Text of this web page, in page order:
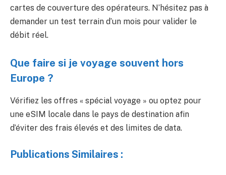
cartes de couverture des opérateurs. N’hésitez pas à
demander un test terrain d’un mois pour valider le
débit réel.
Que faire si je voyage souvent hors
Europe ?
Vérifiez les offres « spécial voyage » ou optez pour
une eSIM locale dans le pays de destination afin
d’éviter des frais élevés et des limites de data.
Publications Similaires :